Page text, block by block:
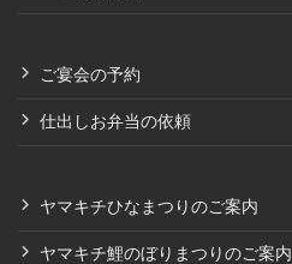
ご宴会の予約
仕出しお弁当の依頼
ヤマキチひなまつりのご案内
ヤマキチ鯉のぼりまつりのご案内